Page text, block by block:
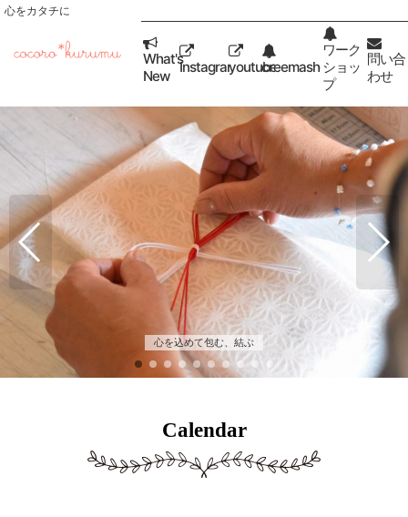
心をカタチに
What's
New Instagramyoutubecreemashop
ワーク
ショッ
プ
問い合
わせ
心を込めて包む、結ぶ
Calendar